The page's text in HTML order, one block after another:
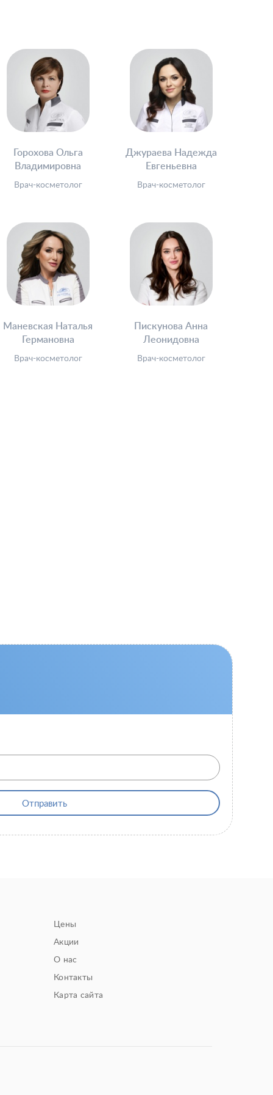
Горохова Ольга
Владимировна
Врач-косметолог
Джураева Надежда
Евгеньевна
Врач-косметолог
Маневская Наталья
Германовна
Врач-косметолог
Пискунова Анна
Леонидовна
Врач-косметолог
Отправить
Цены
Акции
О нас
Контакты
Карта сайта